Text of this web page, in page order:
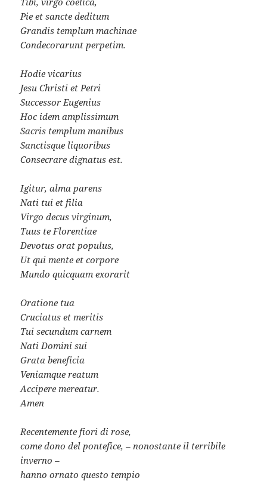
Pie et sancte deditum
Grandis templum machinae
Condecorarunt perpetim.
Hodie vicarius
Jesu Christi et Petri
Successor Eugenius
Hoc idem amplissimum
Sacris templum manibus
Sanctisque liquoribus
Consecrare dignatus est.
Igitur, alma parens
Nati tui et filia
Virgo decus virginum,
Tuus te Florentiae
Devotus orat populus,
Ut qui mente et corpore
Mundo quicquam exorarit
Oratione tua
Cruciatus et meritis
Tui secundum carnem
Nati Domini sui
Grata beneficia
Veniamque reatum
Accipere mereatur.
Amen
Recentemente fiori di rose,
come dono del pontefice, – nonostante il terribile
inverno –
hanno ornato questo tempio